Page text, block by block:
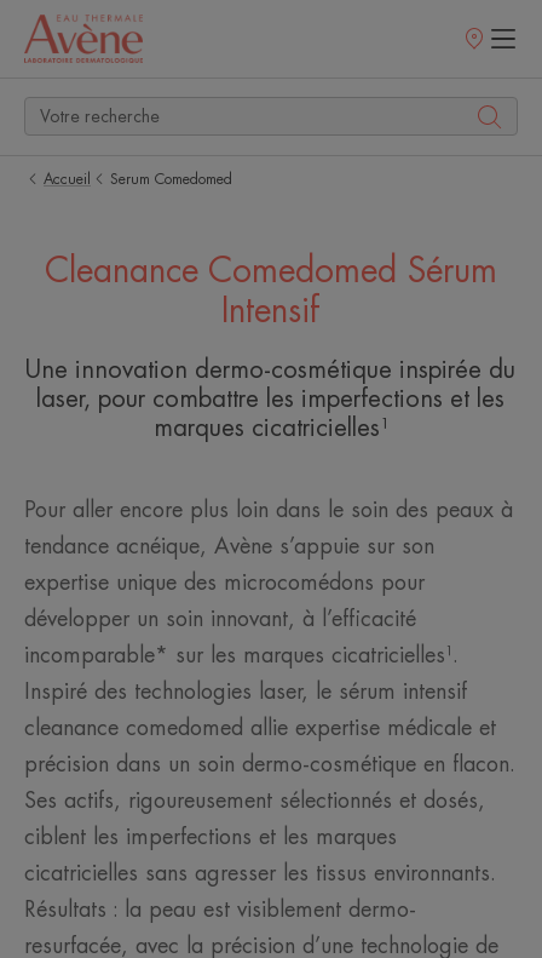
Points
Accueil Serum Comedomed
Cleanance Comedomed Sérum
Intensif
Une innovation dermo-cosmétique inspirée du
laser, pour combattre les imperfections et les
marques cicatricielles¹
Pour aller encore plus loin dans le soin des peaux à
tendance acnéique, Avène s’appuie sur son
expertise unique des microcomédons pour
développer un soin innovant, à l’efficacité
incomparable* sur les marques cicatricielles¹.
Inspiré des technologies laser, le sérum intensif
cleanance comedomed allie expertise médicale et
précision dans un soin dermo-cosmétique en flacon.
Ses actifs, rigoureusement sélectionnés et dosés,
ciblent les imperfections et les marques
cicatricielles sans agresser les tissus environnants.
Résultats : la peau est visiblement dermo-
resurfacée, avec la précision d’une technologie de